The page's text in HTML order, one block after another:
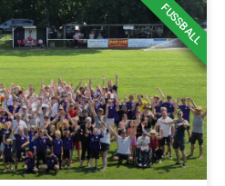
FUSSBALL